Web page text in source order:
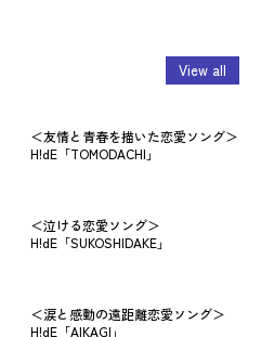
View all
＜友情と青春を描いた恋愛ソング＞
H!dE「TOMODACHI」
＜泣ける恋愛ソング＞
H!dE「SUKOSHIDAKE」
＜涙と感動の遠距離恋愛ソング＞
H!dE「AIKAGI」